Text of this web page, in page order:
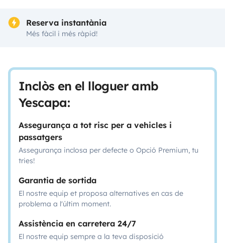
Reserva instantània
Més fàcil i més ràpid!
Inclòs en el lloguer amb
Yescapa:
Assegurança a tot risc per a vehicles i
passatgers
Assegurança inclosa per defecte o Opció Premium, tu
tries!
Garantia de sortida
El nostre equip et proposa alternatives en cas de
problema a l'últim moment.
Assistència en carretera 24/7
El nostre equip sempre a la teva disposició